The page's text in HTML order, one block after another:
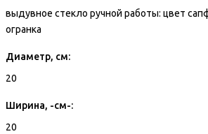
выдувное стекло ручной работы: цвет
огранка
Диаметр, см:
20
Ширина, -см-:
20